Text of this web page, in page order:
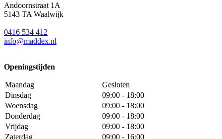
Andoornstraat 1A
5143 TA Waalwijk
0416 534 412
info@maddex.nl
Openingstijden
Maandag
Gesloten
Dinsdag
09:00 - 18:00
Woensdag
09:00 - 18:00
Donderdag
09:00 - 18:00
Vrijdag
09:00 - 18:00
Zaterdag
09:00 - 16:00